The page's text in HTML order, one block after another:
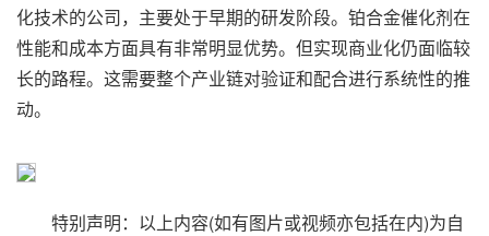
化技术的公司，主要处于早期的研发阶段。铂合金催化剂在
性能和成本方面具有非常明显优势。但实现商业化仍面临较
长的路程。这需要整个产业链对验证和配合进行系统性的推
动。
特别声明：以上内容(如有图片或视频亦包括在内)为自